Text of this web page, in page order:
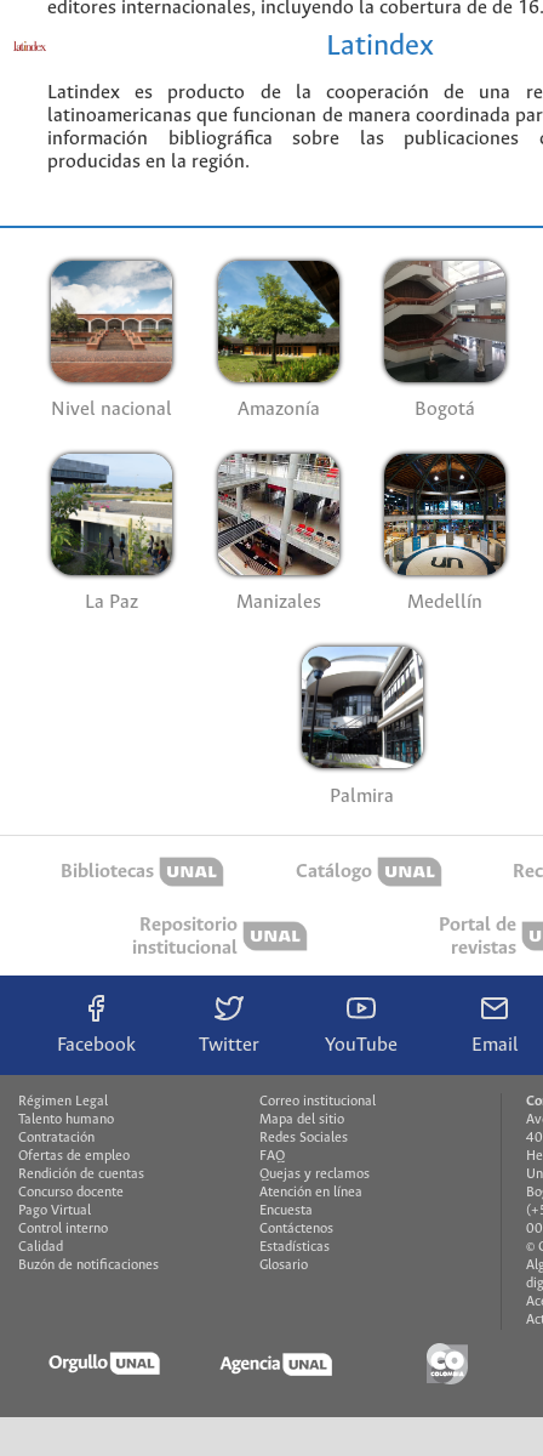
editores internacionales, incluyendo la cobertura de de
Latindex
Latindex es producto de la cooperación de una
latinoamericanas que funcionan de manera coordinada
información bibliográfica sobre las publicaciones
producidas en la región.
Nivel nacional Amazonía Bogotá
La Paz Manizales Medellín
Palmira
Bibliotecas Catálogo
Repositorio
institucional
Portal de
revistas
Facebook Twitter YouTube Email
Régimen Legal
Talento humano
Contratación
Ofertas de empleo
Rendición de cuentas
Concurso docente
Pago Virtual
Control interno
Calidad
Buzón de notificaciones
Correo institucional
Mapa del sitio
Redes Sociales
FAQ
Quejas y reclamos
Atención en línea
Encuesta
Contáctenos
Estadísticas
Glosario
©